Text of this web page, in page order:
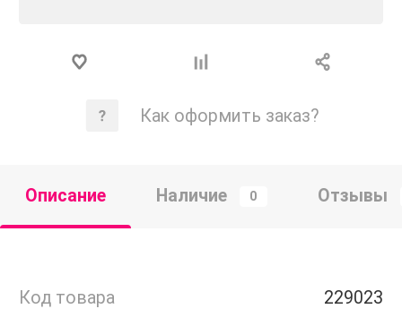
Как оформить заказ?
Описание Наличие 0 Отзывы
Код товара 229023